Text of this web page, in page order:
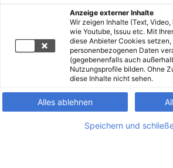
Anzeige externer Inhalte
Wir zeigen Inhalte (Text,
wie Youtube, Issuu etc. Mit
diese Anbieter Cookies setzen,
personenbezogenen Daten
(gegebenenfalls auch
Nutzungsprofile bilden. Ohne
diese Inhalte nicht sehen.
Alles ablehnen
Speichern und